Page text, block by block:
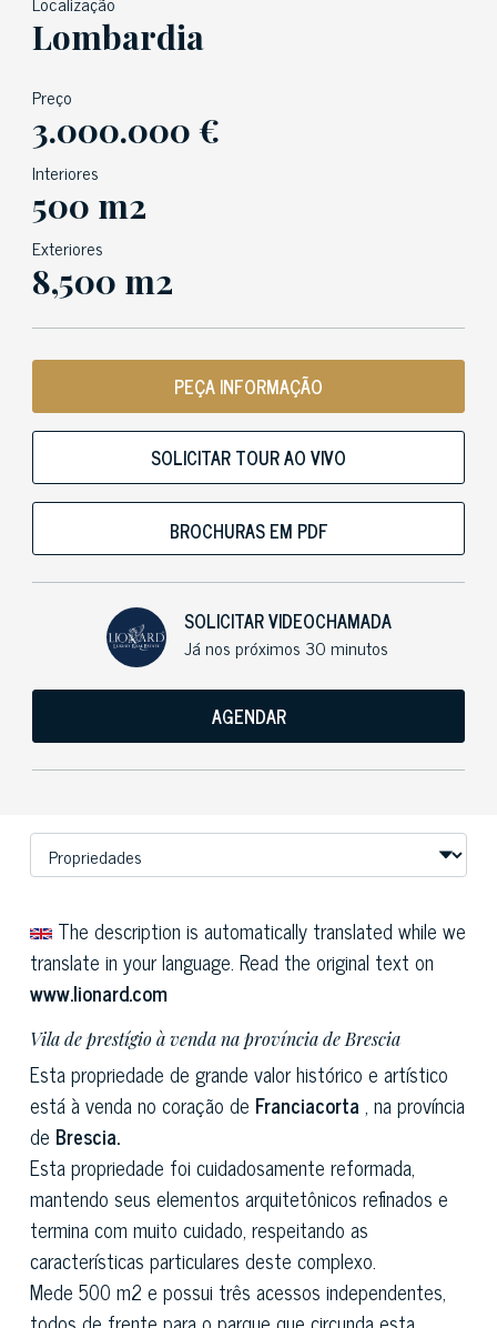
Lombardia
Preço
3.000.000 €
Interiores
500 m2
Exteriores
8,500 m2
PEÇA INFORMAÇÃO
SOLICITAR TOUR AO VIVO
BROCHURAS EM PDF
SOLICITAR VIDEOCHAMADA
Já nos próximos 30 minutos
AGENDAR
The description is automatically translated while we
translate in your language. Read the original text on
www.lionard.com
Vila de prestígio à venda na província de Brescia
Esta propriedade de grande valor histórico e artístico
está à venda no coração de Franciacorta , na província
de Brescia.
Esta propriedade foi cuidadosamente reformada,
mantendo seus elementos arquitetônicos refinados e
termina com muito cuidado, respeitando as
características particulares deste complexo.
Mede 500 m2 e possui três acessos independentes,